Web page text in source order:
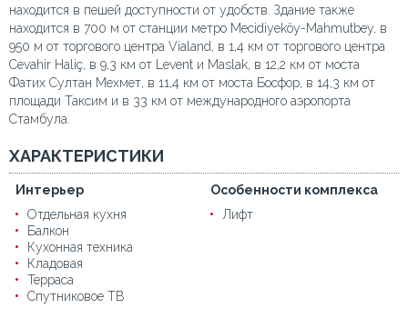
находится в пешей доступности от удобств. Здание также
находится в 700 м от станции метро Mecidiyeköy-Mahmutbey, в
950 м от торгового центра Vialand, в 1,4 км от торгового центра
Cevahir Haliç, в 9,3 км от Levent и Maslak, в 12,2 км от моста
Фатих Султан Мехмет, в 11,4 км от моста Босфор, в 14,3 км от
площади Таксим и в 33 км от международного аэропорта
Стамбула.
ХАРАКТЕРИСТИКИ
Интерьер
Отдельная кухня
Балкон
Кухонная техника
Кладовая
Терраса
Спутниковое ТВ
Особенности комплекса
Лифт